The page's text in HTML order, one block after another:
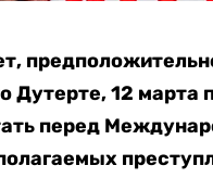
Дутерте, 12
перед